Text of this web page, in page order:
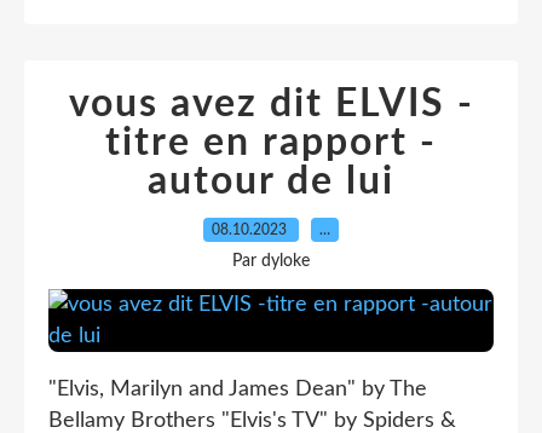
vous avez dit ELVIS -
titre en rapport -
autour de lui
08.10.2023 …
Par dyloke
"Elvis, Marilyn and James Dean" by The
Bellamy Brothers "Elvis's TV" by Spiders &